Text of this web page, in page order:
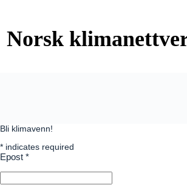
Bli klimavenn!
* indicates required
Epost *